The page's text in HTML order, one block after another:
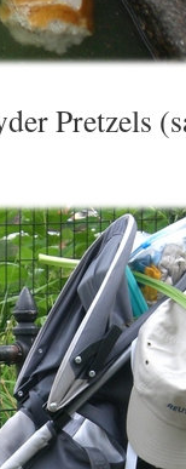
Pretzels